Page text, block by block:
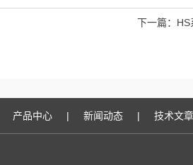
下一篇： HS
产品中心 | 新闻动态 | 技术文章